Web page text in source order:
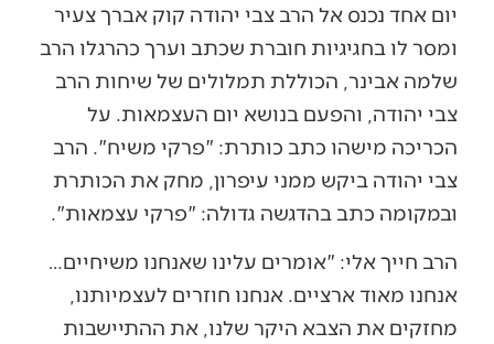
יום אחד נכנס אל הרב צבי יהודה קוק אברך צעיר
ומסר לו בחגיגיות חוברת שכתב וערך כהרגלו הרב
שלמה אבינר, הכוללת תמלולים של שיחות הרב
צבי יהודה, והפעם בנושא יום העצמאות. על
הכריכה מישהו כתב כותרת: "פרקי משיח". הרב
צבי יהודה ביקש ממני עיפרון, מחק את הכותרת
ובמקומה כתב בהדגשה גדולה: "פרקי עצמאות".
הרב חייך אלי: "אומרים עלינו שאנחנו משיחיים…
אנחנו מאוד ארציים. אנחנו חוזרים לעצמיותנו,
מחזקים את הצבא היקר שלנו, את ההתיישבות